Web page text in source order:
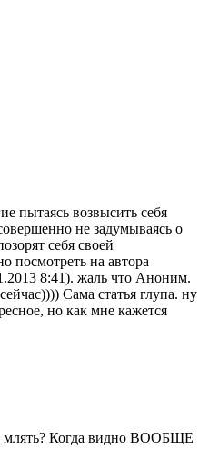
пытаясь возвысить себя
не задумываясь о
себя своей
посмотреть на автора
8:41). жаль что Аноним.
Сама статья глупа. ну
но как мне кажется
Когда видно ВООБЩЕ